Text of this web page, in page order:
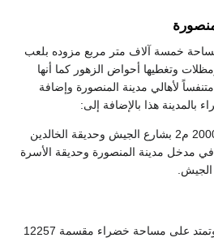
خمسة آلاف متر مربع مزوده بلعب
وتغطيها أحواض الزهور كما أنها
لأهالي مدينة المنصورة وإضافة
هذا بالإضافة إلى:
حديقة الطلائع على مساحة 2000 م2 بشارع الجيش وحديقة الخالدين
م2 وتقع في مدخل مدينة المنصورة وحديقة الأسرة
وتقع بحي توريل بالمنصورة وتمتد على مساحة خضراء مقسمة 12257